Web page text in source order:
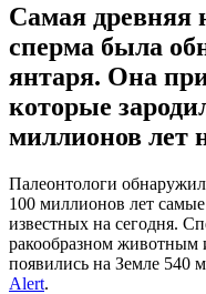
Самая древняя
сперма была
янтаря. Она
которые
миллионов лет
Палеонтологи
100 миллионов лет
известных на сегодня.
ракообразном животным
появились на Земле 540
Alert.